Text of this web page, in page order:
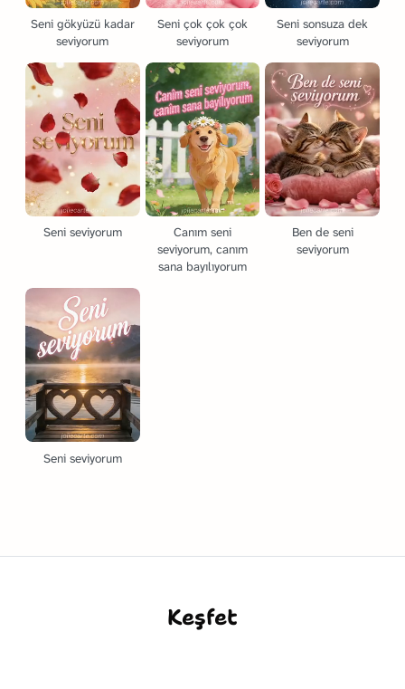
Seni gökyüzü kadar
seviyorum
Seni çok çok çok
seviyorum
Seni sonsuza dek
seviyorum
Seni seviyorum
Canım seni
seviyorum, canım
sana bayılıyorum
Ben de seni
seviyorum
Seni seviyorum
Keşfet